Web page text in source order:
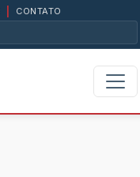
CONTATO